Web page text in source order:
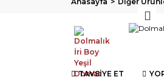
TAVSİYE ET